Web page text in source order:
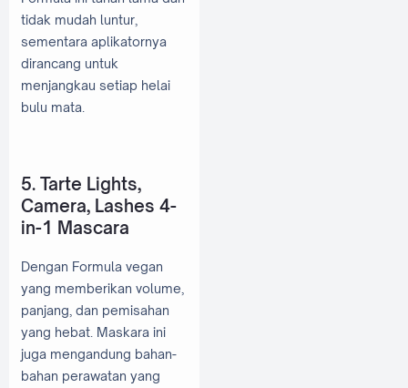
tidak mudah luntur,
sementara aplikatornya
dirancang untuk
menjangkau setiap helai
bulu mata.
5. Tarte Lights,
Camera, Lashes 4-
in-1 Mascara
Dengan Formula vegan
yang memberikan volume,
panjang, dan pemisahan
yang hebat. Maskara ini
juga mengandung bahan-
bahan perawatan yang